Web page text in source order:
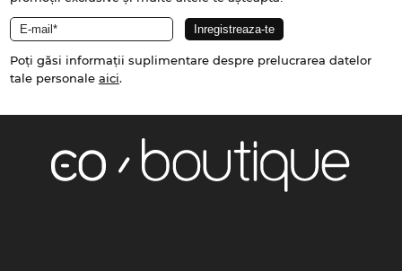
Poți găsi informații suplimentare despre prelucrarea datelor
tale personale aici.